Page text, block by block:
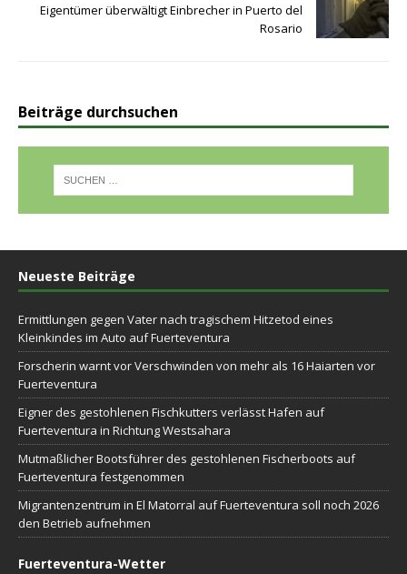
Eigentümer überwältigt Einbrecher in Puerto del
Rosario
Beiträge durchsuchen
Neueste Beiträge
Ermittlungen gegen Vater nach tragischem Hitzetod eines
Kleinkindes im Auto auf Fuerteventura
Forscherin warnt vor Verschwinden von mehr als 16 Haiarten vor
Fuerteventura
Eigner des gestohlenen Fischkutters verlässt Hafen auf
Fuerteventura in Richtung Westsahara
Mutmaßlicher Bootsführer des gestohlenen Fischerboots auf
Fuerteventura festgenommen
Migrantenzentrum in El Matorral auf Fuerteventura soll noch 2026
den Betrieb aufnehmen
Fuerteventura-Wetter